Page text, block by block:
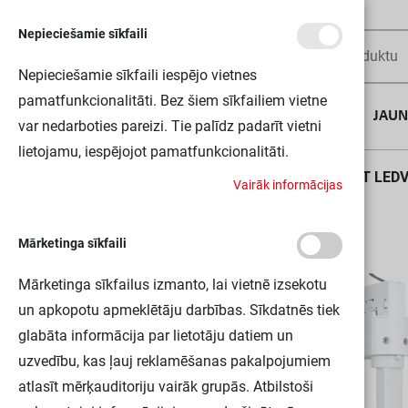
TRACK SP D95 55W/3000K 90RA NFL WT LEDV
Nepieciešamie sīkfaili
Nepieciešamie sīkfaili iespējo vietnes
pamatfunkcionalitāti. Bez šiem sīkfailiem vietne
var nedarboties pareizi. Tie palīdz padarīt vietni
lietojamu, iespējojot pamatfunkcionalitāti.
Vairāk informācijas
Mārketinga sīkfaili
Mārketinga sīkfailus izmanto, lai vietnē izsekotu
un apkopotu apmeklētāju darbības. Sīkdatnēs tiek
glabāta informācija par lietotāju datiem un
uzvedību, kas ļauj reklamēšanas pakalpojumiem
atlasīt mērķauditoriju vairāk grupās. Atbilstoši